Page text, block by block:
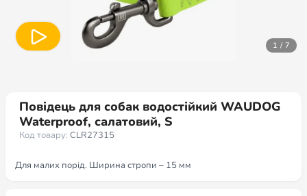
1 / 7
Повідець для собак водостійкий WAUDOG
Waterproof, салатовий, S
Код товару: CLR27315
Для малих порід. Ширина стропи – 15 мм